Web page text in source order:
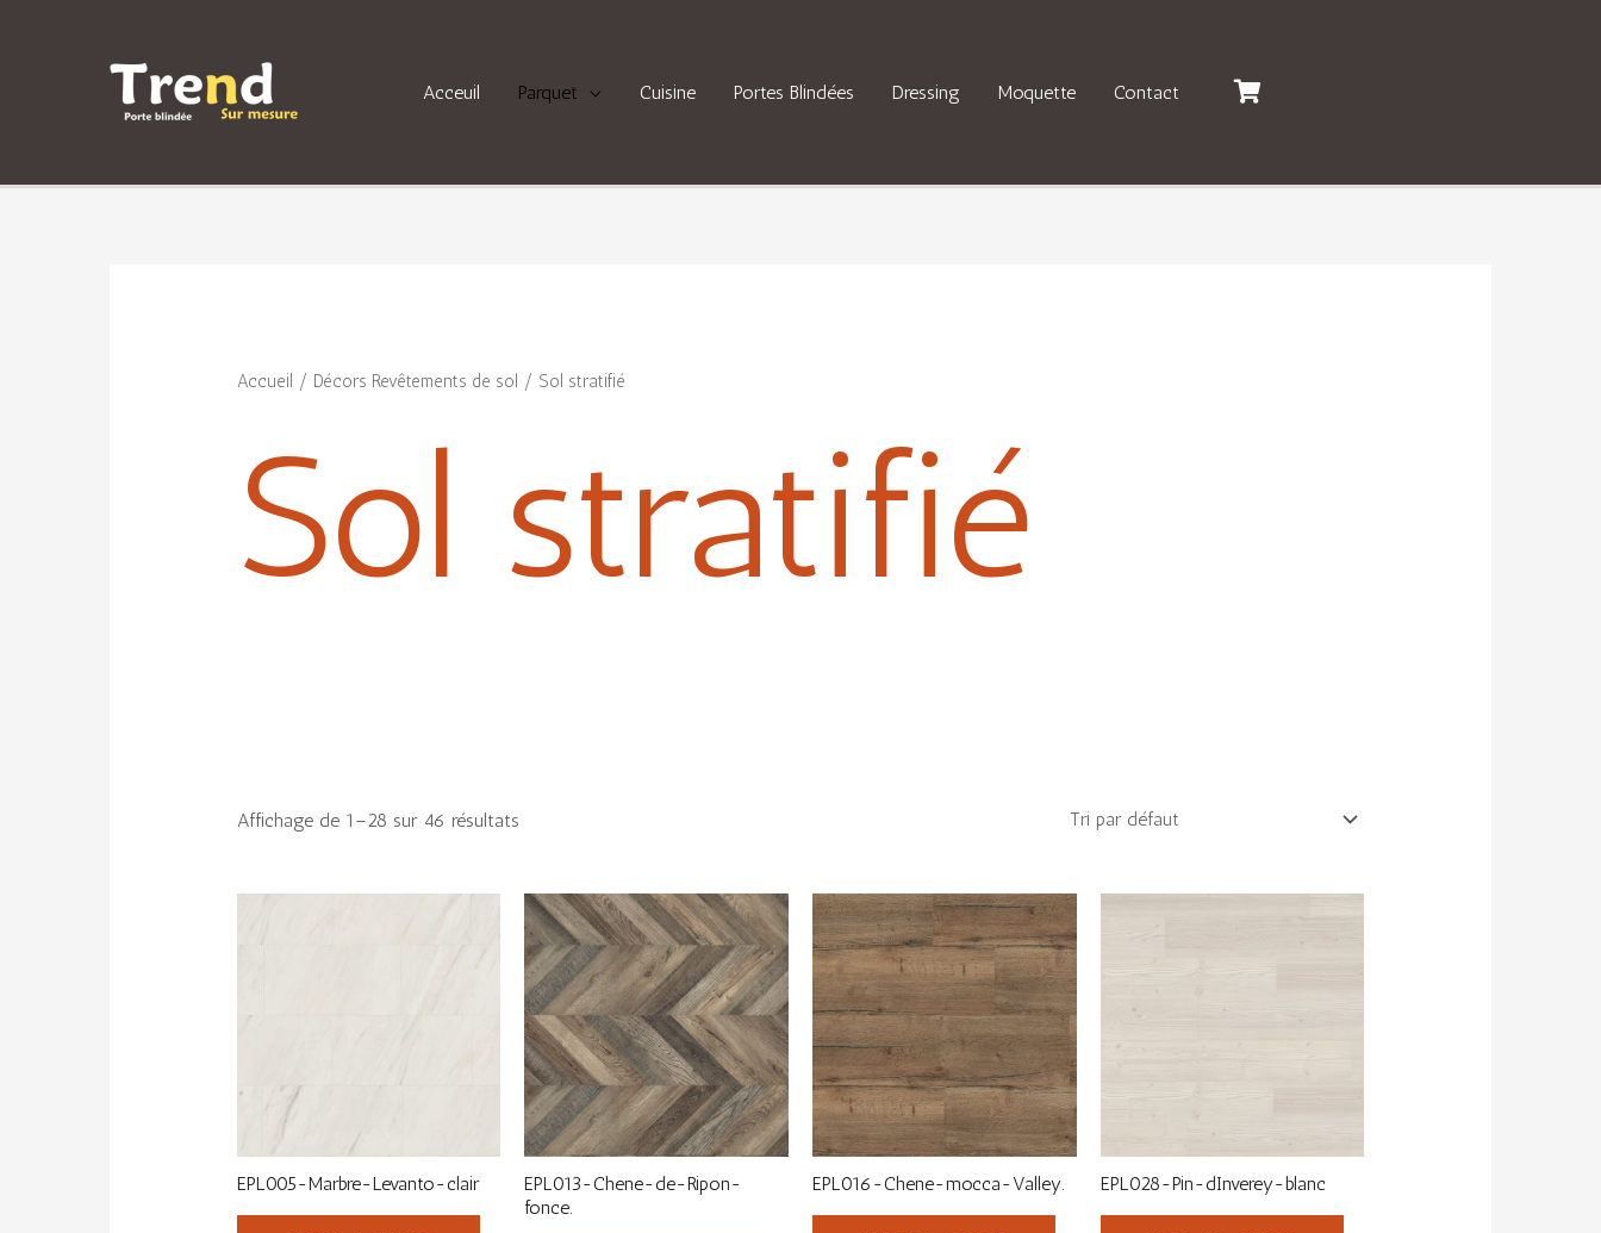
Acceuil Parquet Cuisine Portes Blindées Dressing Moquette Contact
Accueil / Décors Revêtements de sol / Sol stratifié
Sol stratifié
Affichage de 1–28 sur 46 résultats
EPL005-Marbre-Levanto-clair
EPL013-Chene-de-Ripon-
fonce.
EPL016-Chene-mocca-Valley. EPL028-Pin-dInverey-blanc